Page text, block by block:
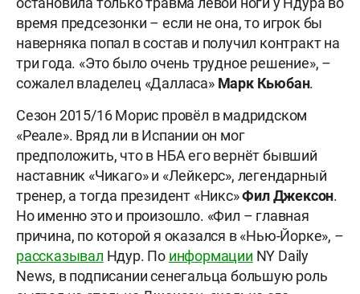
время предсезонки – если не она, то игрок бы
наверняка попал в состав и получил контракт на
три года. «Это было очень трудное решение», –
сожалел владелец «Далласа» Марк Кьюбан.
Сезон 2015/16 Морис провёл в мадридском
«Реале». Вряд ли в Испании он мог
предположить, что в НБА его вернёт бывший
наставник «Чикаго» и «Лейкерс», легендарный
тренер, а тогда президент «Никс»Фил Джексон.
Но именно это и произошло. «Фил – главная
причина, по которой я оказался в «Нью-Йорке», –
рассказывал Ндур. По информации NY Daily
News, в подписании сенегальца большую роль